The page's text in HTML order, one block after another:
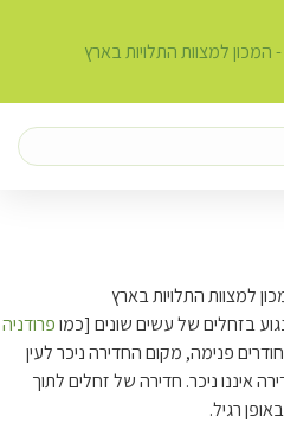
בזחלים של עשים שונים [כמופרודניה
פנימה, מקום החדירה ניכר לעין
איננו ניכר. חדירה של זחלים לתוך
רגיל.